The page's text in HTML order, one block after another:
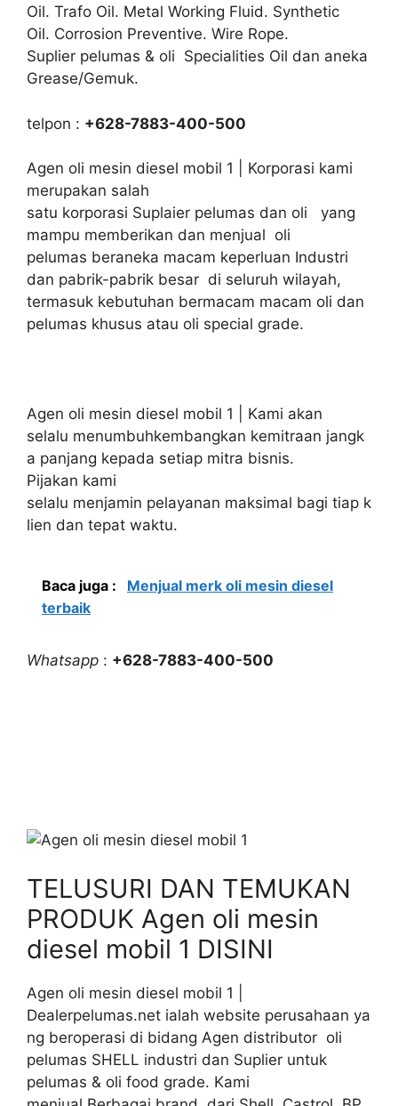
Oil. Trafo Oil. Metal Working Fluid. Synthetic
Oil. Corrosion Preventive. Wire Rope.
Suplier pelumas & oli Specialities Oil dan aneka
Grease/Gemuk.
telpon : +628-7883-400-500
Agen oli mesin diesel mobil 1 | Korporasi kami
merupakan salah
satu korporasi Suplaier pelumas dan oli yang
mampu memberikan dan menjual oli
pelumas beraneka macam keperluan Industri
dan pabrik-pabrik besar di seluruh wilayah,
termasuk kebutuhan bermacam macam oli dan
pelumas khusus atau oli special grade.
Agen oli mesin diesel mobil 1 | Kami akan
selalu menumbuhkembangkan kemitraan jangk
a panjang kepada setiap mitra bisnis.
Pijakan kami
selalu menjamin pelayanan maksimal bagi tiap k
lien dan tepat waktu.
Baca juga :
Menjual merk oli mesin diesel
terbaik
Whatsapp : +628-7883-400-500
TELUSURI DAN TEMUKAN
PRODUK Agen oli mesin
diesel mobil 1 DISINI
Agen oli mesin diesel mobil 1 |
Dealerpelumas.net ialah website perusahaan ya
ng beroperasi di bidang Agen distributor oli
pelumas SHELL industri dan Suplier untuk
pelumas & oli food grade. Kami